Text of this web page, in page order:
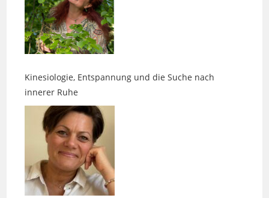
Kinesiologie, Entspannung und die Suche nach
Zwischen Karten, Klarheit und Kosmetik mit Anspruch